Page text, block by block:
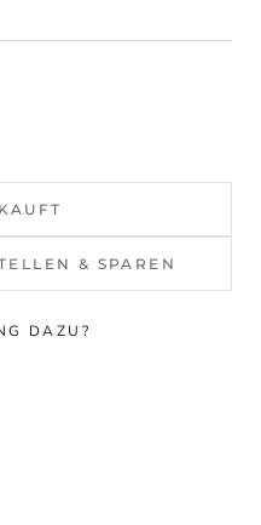
& SPAREN
DAZU?